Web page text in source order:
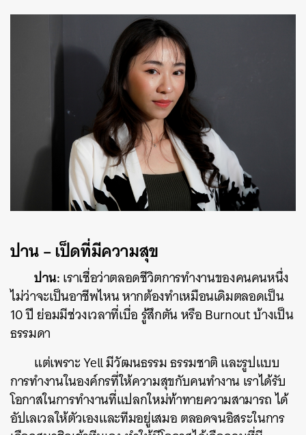
ปาน– เป็ดที่มีความสุข
ปาน:เราเชื่อว่าตลอดชีวิตการทำงานของคนคนหนึ่ง
ไม่ว่าจะเป็นอาชีพไหน หากต้องทำเหมือนเดิมตลอดเป็น
10 ปี ย่อมมีช่วงเวลาที่เบื่อ รู้สึกตัน หรือ Burnout บ้างเป็น
ธรรมดา
แต่เพราะ Yell มีวัฒนธรรม ธรรมชาติ และรูปแบบ
การทำงานในองค์กรที่ให้ความสุขกับคนทำงาน เราได้รับ
โอกาสในการทำงานที่แปลกใหม่ท้าทายความสามารถ ได้
อัปเลเวลให้ตัวเองและทีมอยู่เสมอ ตลอดจนอิสระในการ